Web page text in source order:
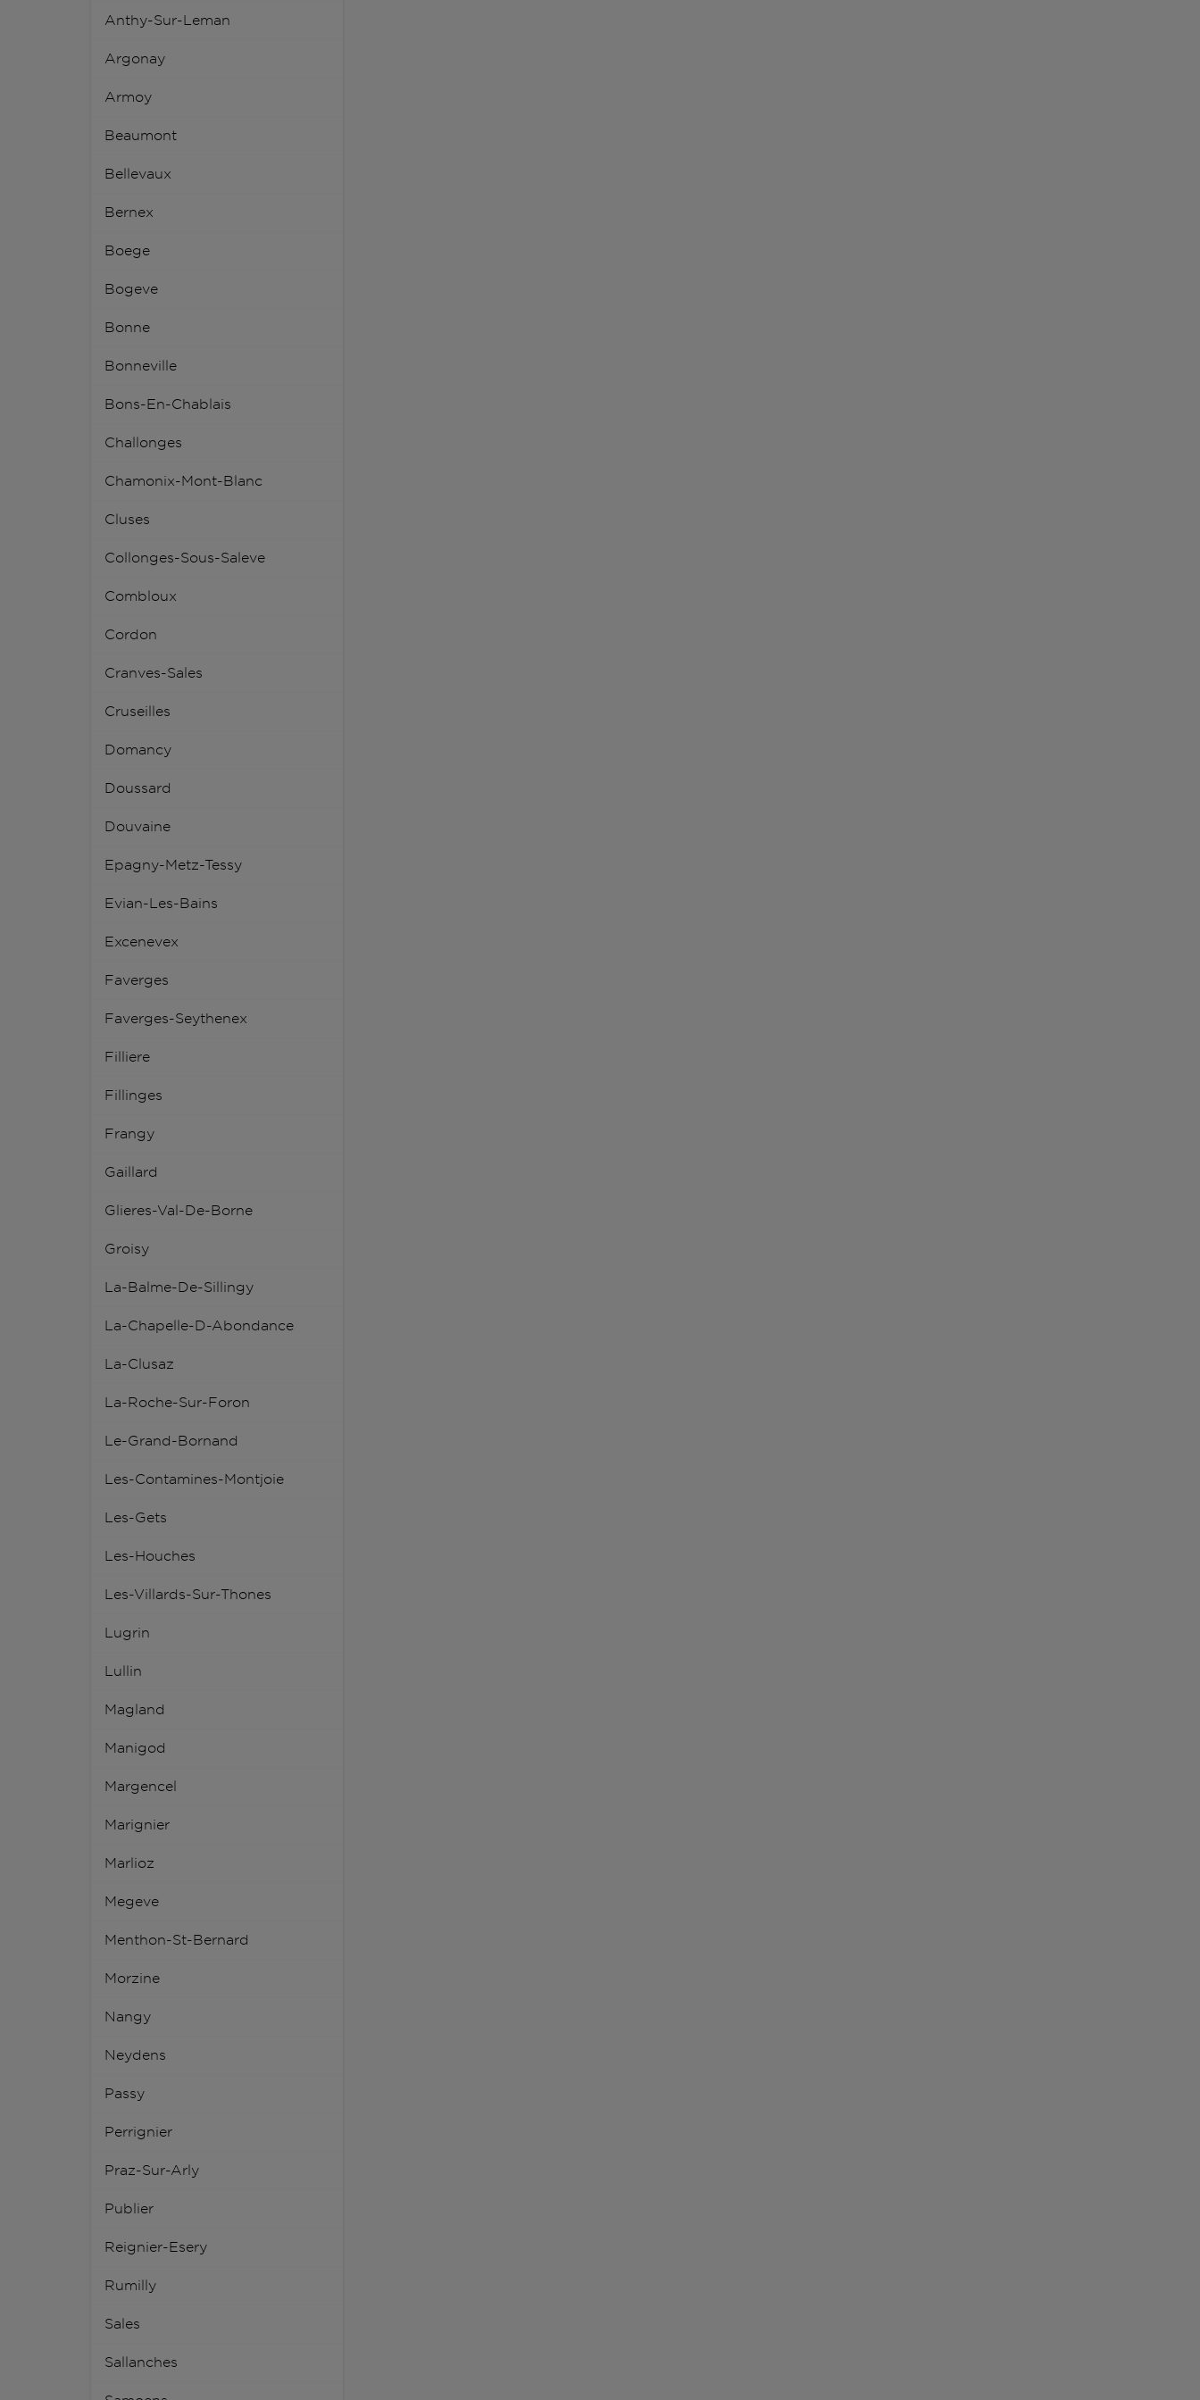
Anthy-Sur-Leman
Argonay
Armoy
Beaumont
Bellevaux
Bernex
Boege
Bogeve
Bonne
Bonneville
Bons-En-Chablais
Challonges
Chamonix-Mont-Blanc
Cluses
Collonges-Sous-Saleve
Combloux
Cordon
Cranves-Sales
Cruseilles
Domancy
Doussard
Douvaine
Epagny-Metz-Tessy
Evian-Les-Bains
Excenevex
Faverges
Faverges-Seythenex
Filliere
Fillinges
Frangy
Gaillard
Glieres-Val-De-Borne
Groisy
La-Balme-De-Sillingy
La-Chapelle-D-Abondance
La-Clusaz
La-Roche-Sur-Foron
Le-Grand-Bornand
Les-Contamines-Montjoie
Les-Gets
Les-Houches
Les-Villards-Sur-Thones
Lugrin
Lullin
Magland
Manigod
Margencel
Marignier
Marlioz
Megeve
Menthon-St-Bernard
Morzine
Nangy
Neydens
Passy
Perrignier
Praz-Sur-Arly
Publier
Reignier-Esery
Rumilly
Sales
Sallanches